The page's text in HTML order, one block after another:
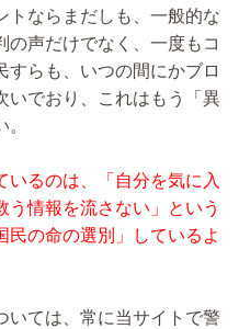
トならまだしも、一般的な
の声だけでなく、一度もコ
すらも、いつの間にかブロ
いでおり、これはもう「異
いるのは、「自分を気に入
う情報を流さない」という
民の命の選別」しているよ
いては、常に当サイトで警